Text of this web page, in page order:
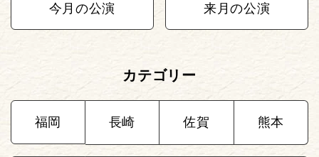
今月の公演 来月の公演
カテゴリー
福岡 長崎 佐賀 熊本